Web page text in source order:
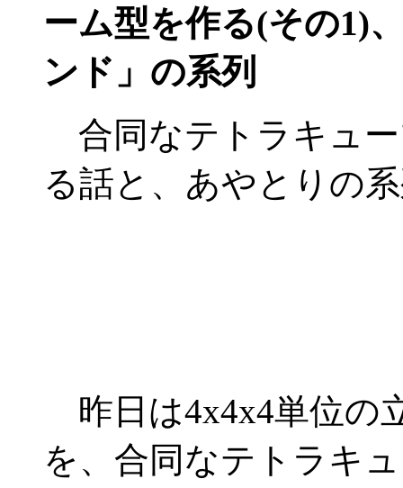
ーム型を作る(その1)
ンド」の系列
合同なテトラキュ
る話と、あやとりの
昨日は4x4x4単位の
を、合同なテトラキ